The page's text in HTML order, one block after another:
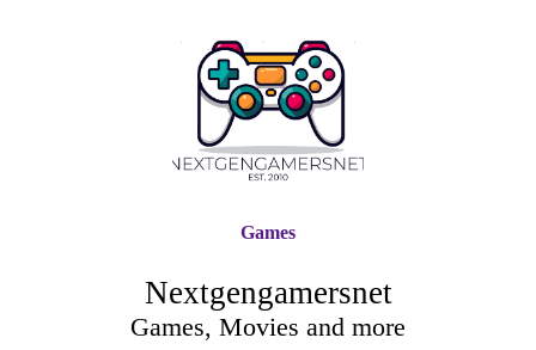
Nextgengamersnet
Games, Movies and more
Games